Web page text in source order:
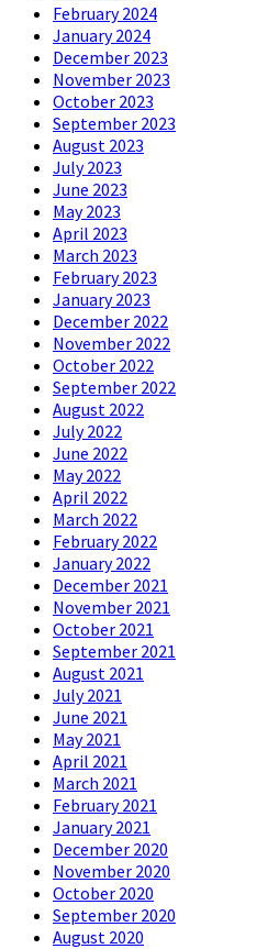
February 2024
January 2024
December 2023
November 2023
October 2023
September 2023
August 2023
July 2023
June 2023
May 2023
April 2023
March 2023
February 2023
January 2023
December 2022
November 2022
October 2022
September 2022
August 2022
July 2022
June 2022
May 2022
April 2022
March 2022
February 2022
January 2022
December 2021
November 2021
October 2021
September 2021
August 2021
July 2021
June 2021
May 2021
April 2021
March 2021
February 2021
January 2021
December 2020
November 2020
October 2020
September 2020
August 2020